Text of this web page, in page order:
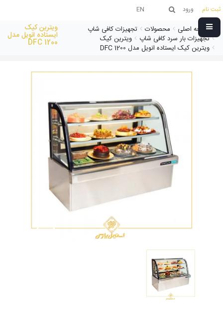
ثبت نام ورود EN
صفحه اصلی محصولات
تجهیزات کافی شاپ
تجهیزات بار سرد کافی شاپ
ویترین کیک
ویترین کیک ایستاده انویل مدل DFC 1200
ویترین کیک
ایستاده انویل مدل
DFC 1200